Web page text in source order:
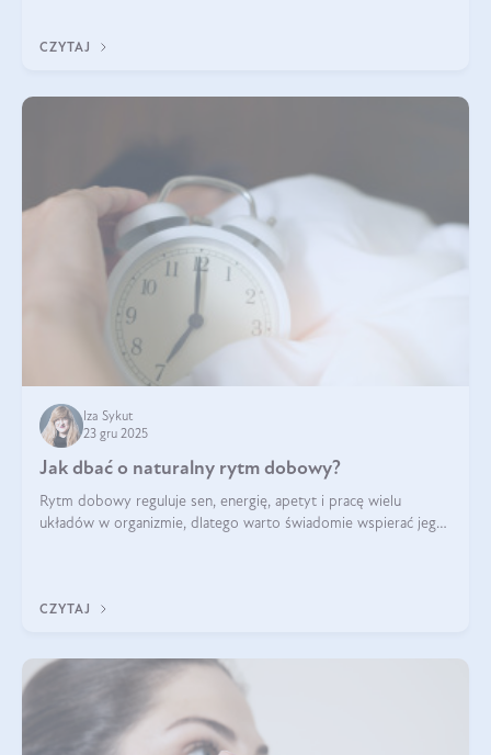
CZYTAJ
Iza Sykut
23 gru 2025
Jak dbać o naturalny rytm dobowy?
Rytm dobowy reguluje sen, energię, apetyt i pracę wielu
układów w organizmie, dlatego warto świadomie wspierać jego
CZYTAJ